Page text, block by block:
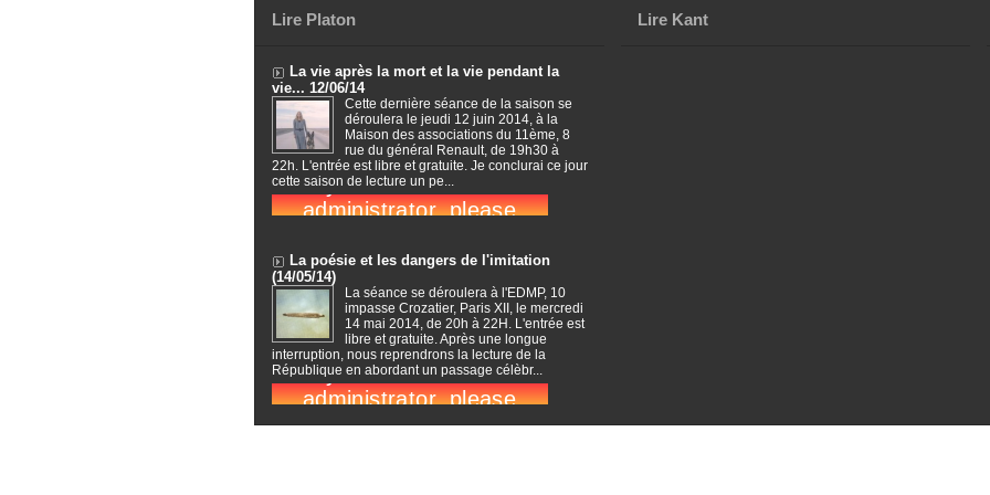
Lire Platon
La vie après la mort et la vie pendant la
vie... 12/06/14
Cette dernière séance de la saison se
déroulera le jeudi 12 juin 2014, à la
Maison des associations du 11ème, 8
rue du général Renault, de 19h30 à
22h. L'entrée est libre et gratuite. Je conclurai ce jour
cette saison de lecture un pe...
La poésie et les dangers de l'imitation
(14/05/14)
La séance se déroulera à l'EDMP, 10
impasse Crozatier, Paris XII, le mercredi
14 mai 2014, de 20h à 22H. L'entrée est
libre et gratuite. Après une longue
interruption, nous reprendrons la lecture de la
République en abordant un passage célèbr...
Lire Kant